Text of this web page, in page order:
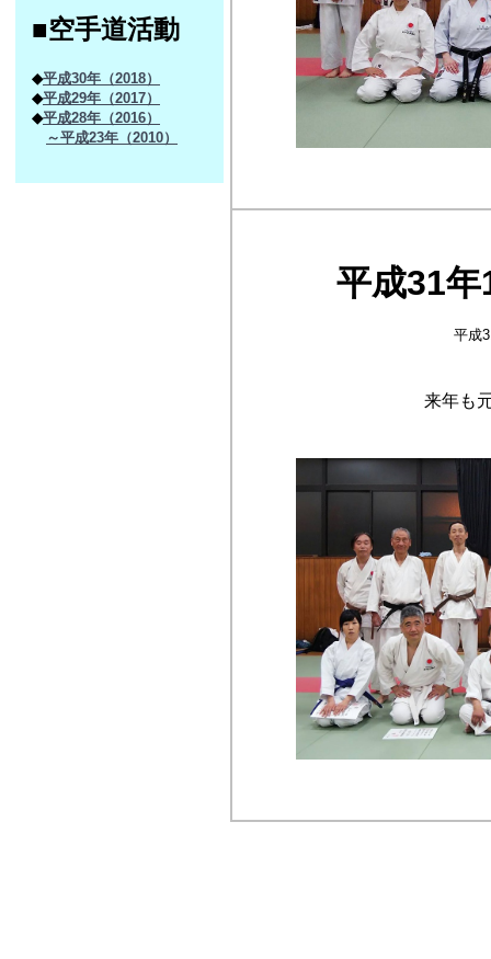
■空手道活動
◆平成30年（2018）
◆平成29年（2017）
◆平成28年（2016）
～平成23年（2010）
平成31年1
平成
来年も元気に稽